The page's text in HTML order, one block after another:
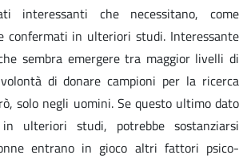
che necessitano, come
confermati in ulteriori studi. Interessante
sembra emergere tra maggior livelli di
di donare campioni per la ricerca
solo negli uomini. Se questo ultimo dato
ulteriori studi, potrebbe sostanziarsi
entrano in gioco altri fattori psico-